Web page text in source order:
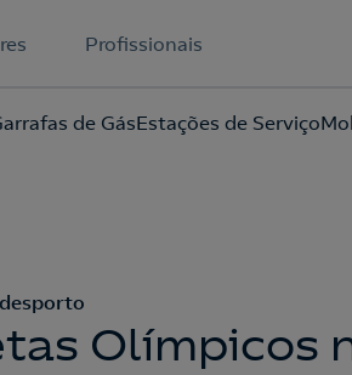
Profissionais
de GásEstações de Serviço
Acepto la política
Olímpicos